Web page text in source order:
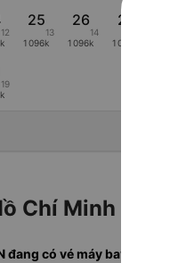
12
25
13
1096k
26
14
1096k
27
1096k
19
Chí Minh đi
đang có vé máy bay Hồ